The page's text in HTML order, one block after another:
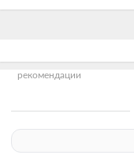
рекомендации